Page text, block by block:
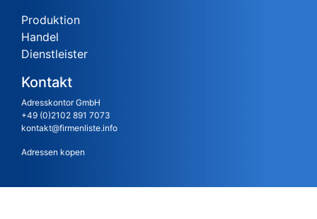
Produktion
Handel
Dienstleister
Kontakt
Adresskontor GmbH
+49 (0)2102 891 7073
kontakt@firmenliste.info
Adressen kopen